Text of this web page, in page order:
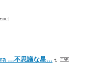
…不思議な星…